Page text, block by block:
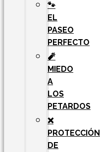
🐾
EL
PASEO
PERFECTO
🧨
MIEDO
A
LOS
PETARDOS
❌
PROTECCIÓN
DE